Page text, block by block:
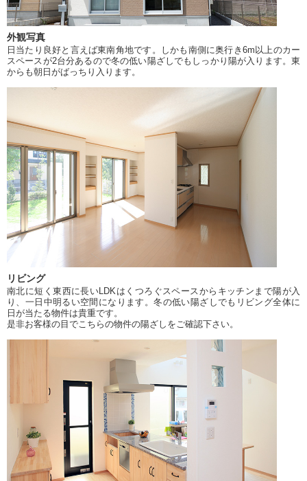
外観写真
日当たり良好と言えば東南角地です。しかも南側に奥行き6m以上のカー
スペースが2台分あるので冬の低い陽ざしでもしっかり陽が入ります。東
からも朝日がばっちり入ります。
リビング
南北に短く東西に長いLDKはくつろぐスペースからキッチンまで陽が入
り、一日中明るい空間になります。冬の低い陽ざしでもリビング全体に
日が当たる物件は貴重です。
是非お客様の目でこちらの物件の陽ざしをご確認下さい。